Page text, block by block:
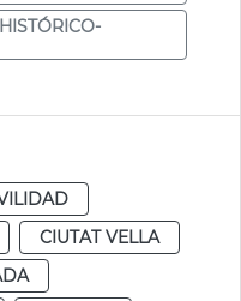
CIUTAT VELLA